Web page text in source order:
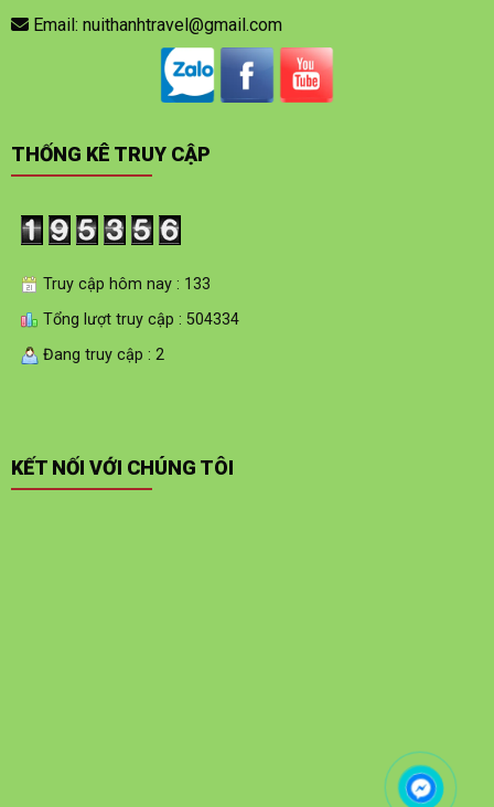
Email: nuithanhtravel@gmail.com
THỐNG KÊ TRUY CẬP
Truy cập hôm nay : 133
Tổng lượt truy cập : 504334
Đang truy cập : 2
KẾT NỐI VỚI CHÚNG TÔI